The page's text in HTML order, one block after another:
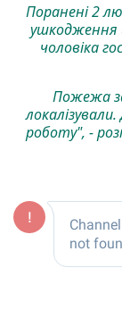
Поранені 2
ушкодження
чоловіка
Пожежа
роботу", -